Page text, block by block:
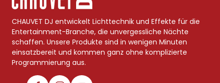
CHAUVET DJ entwickelt Lichttechnik und Effekte für die
Entertainment-Branche, die unvergessliche Nächte
schaffen. Unsere Produkte sind in wenigen Minuten
einsatzbereit und kommen ganz ohne komplizierte
Programmierung aus.